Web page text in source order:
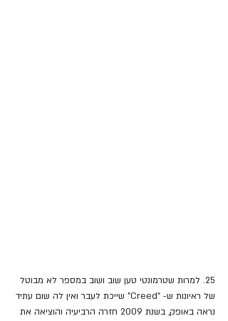
25. למרות שטרמונטי טען שוב ושוב במספר לא מבוטל
של ראיונות ש- "Creed" שייכת לעבר ואין לה שום עתיד
נראה באופק, בשנת 2009 חזרה הרביעיה והוציאה את